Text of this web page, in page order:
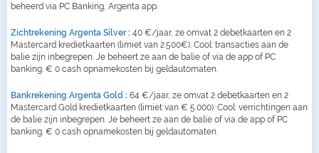
beheerd via PC Banking, Argenta app.
Zichtrekening Argenta Silver: 40 €/jaar, ze omvat 2 debetkaarten en 2
Mastercard kredietkaarten (limiet van 2.500€). Cool: transacties aan de
balie zijn inbegrepen. Je beheert ze aan de balie of via de app of PC
banking. € 0 cash opnamekosten bij geldautomaten.
Bankrekening Argenta Gold : 64 €/jaar, ze omvat 2 debetkaarten en 2
Mastercard Gold kredietkaarten (limiet van € 5.000). Cool: verrichtingen aan
de balie zijn inbegrepen. Je beheert ze aan de balie of via de app of PC
banking. € 0 cash opnamekosten bij geldautomaten.